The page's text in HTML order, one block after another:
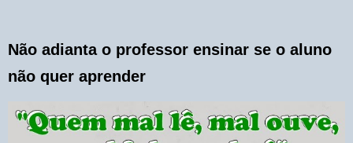
Não adianta o professor ensinar se o aluno
não quer aprender